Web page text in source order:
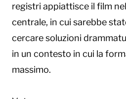
registri appiattisce il film
centrale, in cui sarebbe
cercare soluzioni
in un contesto in cui la
massimo.